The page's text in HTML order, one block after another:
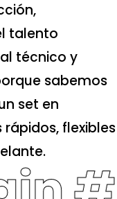
talento
técnico y
sabemos
set en
flexibles